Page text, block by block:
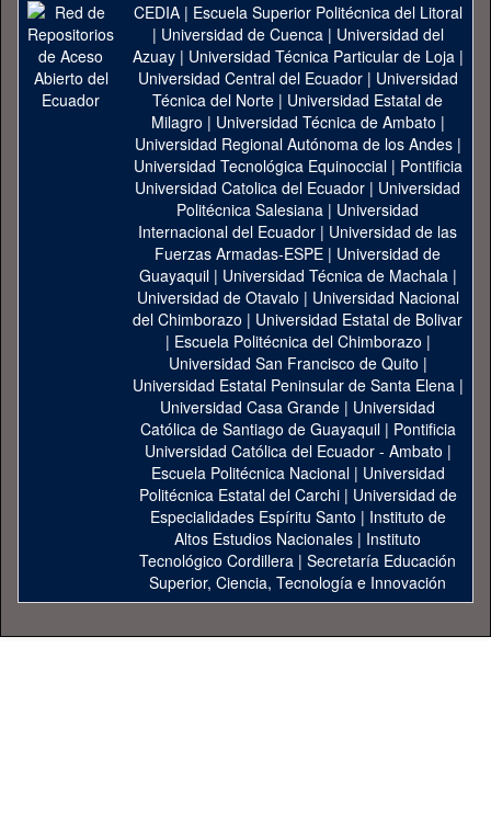
CEDIA| Escuela Superior Politécnica del Litoral
| Universidad de Cuenca| Universidad del
Azuay| Universidad Técnica Particular de Loja|
Universidad Central del Ecuador| Universidad
Técnica del Norte | Universidad Estatal de
Milagro | Universidad Técnica de Ambato |
Universidad Regional Autónoma de los Andes|
Universidad Tecnológica Equinoccial| Pontificia
Universidad Catolica del Ecuador | Universidad
Politécnica Salesiana | Universidad
Internacional del Ecuador | Universidad de las
Fuerzas Armadas-ESPE | Universidad de
Guayaquil| Universidad Técnica de Machala|
Universidad de Otavalo | Universidad Nacional
del Chimborazo | Universidad Estatal de Bolivar
| Escuela Politécnica del Chimborazo |
Universidad San Francisco de Quito |
Universidad Estatal Peninsular de Santa Elena|
Universidad Casa Grande | Universidad
Católica de Santiago de Guayaquil| Pontificia
Universidad Católica del Ecuador - Ambato |
Escuela Politécnica Nacional| Universidad
Politécnica Estatal del Carchi| Universidad de
Especialidades Espíritu Santo | Instituto de
Altos Estudios Nacionales | Instituto
Tecnológico Cordillera | Secretaría Educación
Superior, Ciencia, Tecnología e Innovación